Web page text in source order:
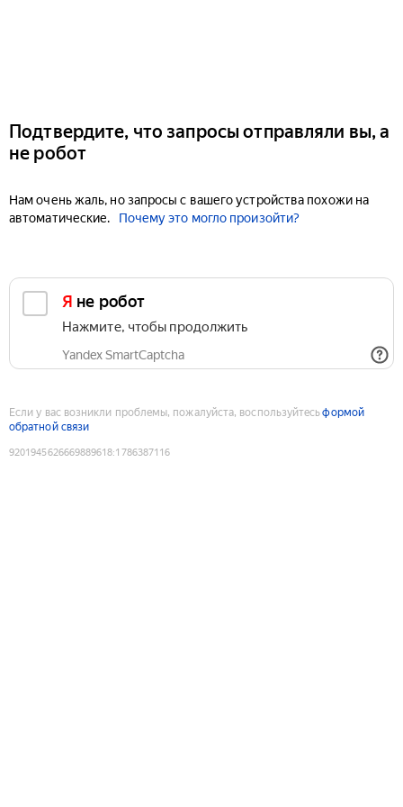
Подтвердите, что запросы отправляли вы, а
не робот
Нам очень жаль, но запросы с вашего устройства похожи на
автоматические.
Почему это могло произойти?
Я не робот
Нажмите, чтобы продолжить
Yandex SmartCaptcha
Если у вас возникли проблемы, пожалуйста, воспользуйтесьформой
обратной связи
9201945626669889618:1786387116